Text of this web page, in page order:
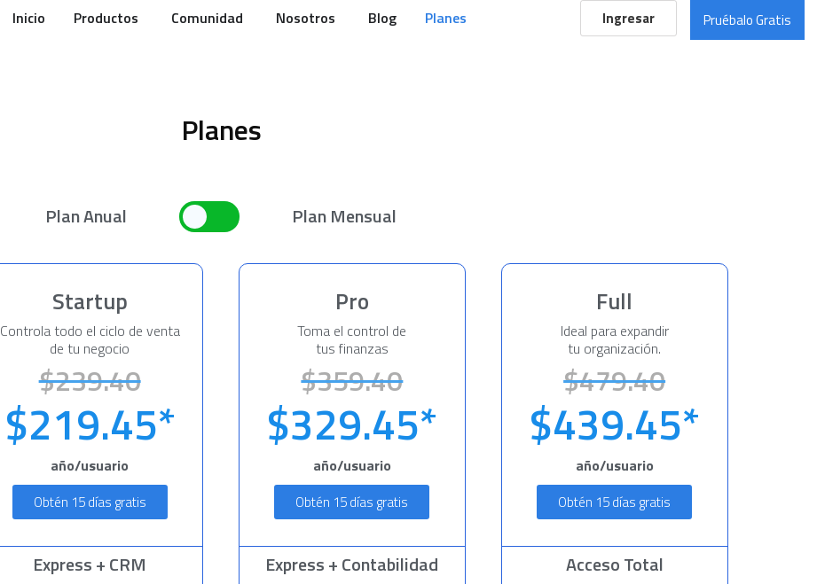
Inicio Productos Comunidad Nosotros Blog Planes Ingresar Pruébalo Gratis
Planes
Plan Anual Plan Mensual
Startup
Controla todo el ciclo de venta
de tu negocio
$239.40
$219.45*
año/usuario
Obtén 15 días gratis
Express + CRM
Pro
Toma el control de
tus finanzas
$359.40
$329.45*
año/usuario
Obtén 15 días gratis
Express + Contabilidad
Full
Ideal para expandir
tu organización.
$479.40
$439.45*
año/usuario
Obtén 15 días gratis
Acceso Total